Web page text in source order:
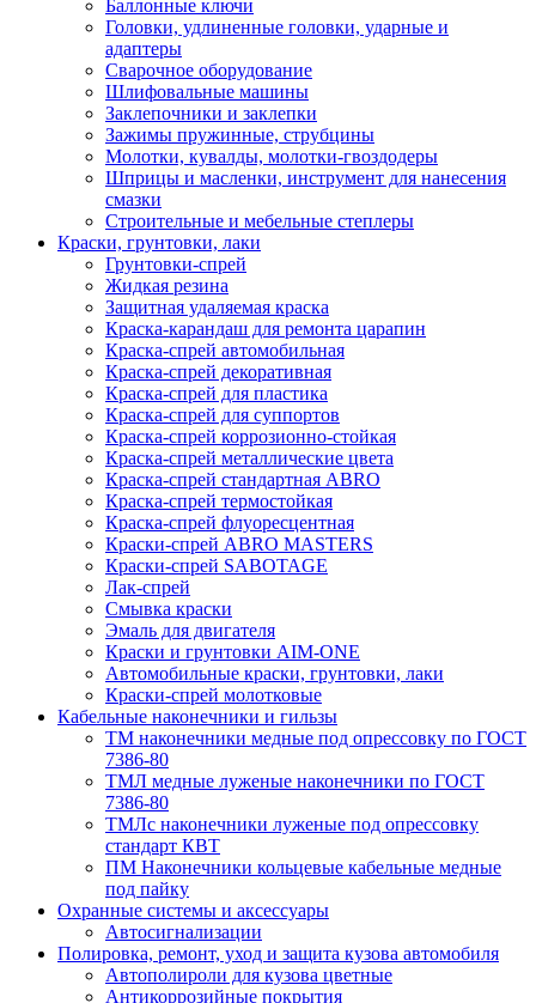
Баллонные ключи
Головки, удлиненные головки, ударные и
адаптеры
Сварочное оборудование
Шлифовальные машины
Заклепочники и заклепки
Зажимы пружинные, струбцины
Молотки, кувалды, молотки-гвоздодеры
Шприцы и масленки, инструмент для нанесения
смазки
Строительные и мебельные степлеры
Краски, грунтовки, лаки
Грунтовки-спрей
Жидкая резина
Защитная удаляемая краска
Краска-карандаш для ремонта царапин
Краска-спрей автомобильная
Краска-спрей декоративная
Краска-спрей для пластика
Краска-спрей для суппортов
Краска-спрей коррозионно-стойкая
Краска-спрей металлические цвета
Краска-спрей стандартная ABRO
Краска-спрей термостойкая
Краска-спрей флуоресцентная
Краски-спрей ABRO MASTERS
Краски-спрей SABOTAGE
Лак-спрей
Смывка краски
Эмаль для двигателя
Краски и грунтовки AIM-ONE
Автомобильные краски, грунтовки, лаки
Краски-спрей молотковые
Кабельные наконечники и гильзы
ТМ наконечники медные под опрессовку по ГОСТ
7386-80
ТМЛ медные луженые наконечники по ГОСТ
7386-80
ТМЛс наконечники луженые под опрессовку
стандарт КВТ
ПМ Наконечники кольцевые кабельные медные
под пайку
Охранные системы и аксессуары
Автосигнализации
Полировка, ремонт, уход и защита кузова автомобиля
Автополироли для кузова цветные
Антикоррозийные покрытия